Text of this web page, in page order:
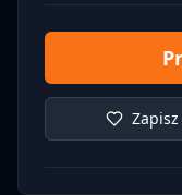
Zapisz